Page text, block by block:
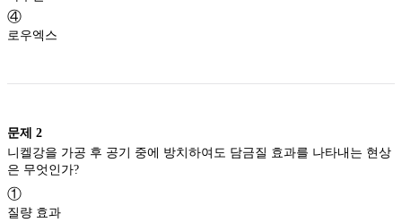
④
로우엑스
문제 2
니켈강을 가공 후 공기 중에 방치하여도 담금질 효과를 나타내는 현상
①
질량 효과